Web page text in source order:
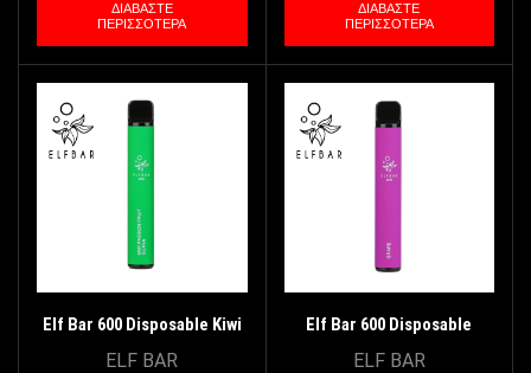
ΔΙΑΒΆΣΤΕ
ΠΕΡΙΣΣΌΤΕΡΑ
ΔΙΑΒΆΣΤΕ
ΠΕΡΙΣΣΌΤΕΡΑ
Elf Bar 600 Disposable Kiwi
Passion Guava Fruit 2ml
ELF BAR
Elf Bar 600 Disposable
Grape 20mg/2ml
ELF BAR